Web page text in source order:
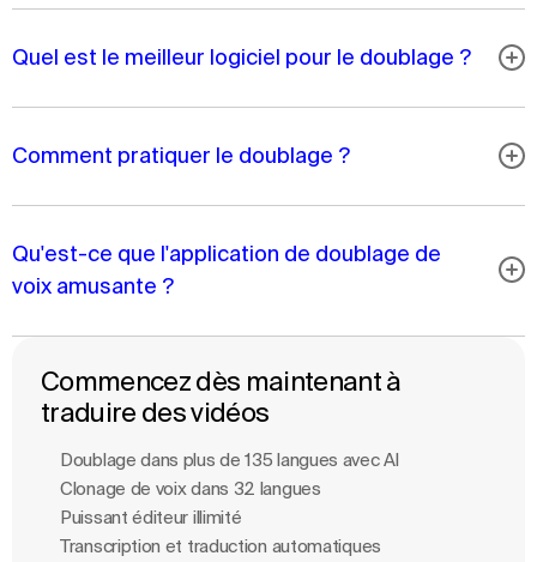
Quel est le meilleur logiciel pour le doublage ?
Comment pratiquer le doublage ?
Qu'est-ce que l'application de doublage de
voix amusante ?
Commencez dès maintenant à
traduire des vidéos
Doublage dans plus de 135 langues avec Al
Clonage de voix dans 32 langues
Puissant éditeur illimité
Transcription et traduction automatiques